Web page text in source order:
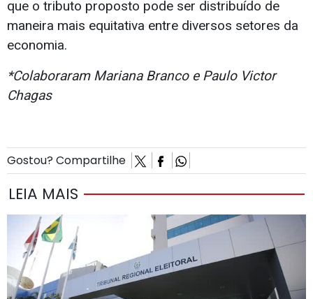
que o tributo proposto pode ser distribuído de
maneira mais equitativa entre diversos setores da
economia.
*Colaboraram Mariana Branco e Paulo Victor
Chagas
Gostou? Compartilhe
LEIA MAIS